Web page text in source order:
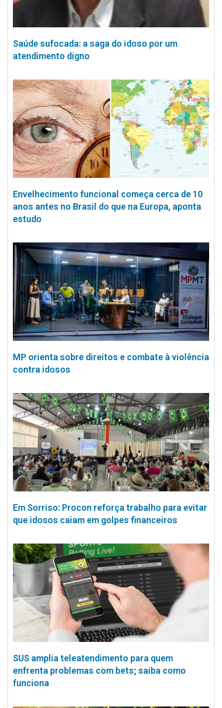
Saúde sufocada: a saga do idoso por um
atendimento digno
Envelhecimento funcional começa cerca de 10
anos antes no Brasil do que na Europa, aponta
estudo
MP orienta sobre direitos e combate à violência
contra idosos
Em Sorriso: Procon reforça trabalho para evitar
que idosos caiam em golpes financeiros
SUS amplia teleatendimento para quem
enfrenta problemas com bets; saiba como
funciona